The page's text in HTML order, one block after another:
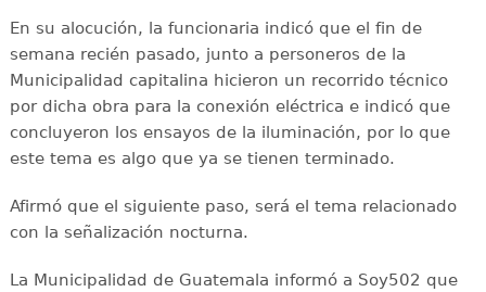
En su alocución, la funcionaria indicó que el fin de
semana recién pasado, junto a personeros de la
Municipalidad capitalina hicieron un recorrido técnico
por dicha obra para la conexión eléctrica e indicó que
concluyeron los ensayos de la iluminación, por lo que
este tema es algo que ya se tienen terminado.
Afirmó que el siguiente paso, será el tema relacionado
con la señalización nocturna.
La Municipalidad de Guatemala informó a Soy502 que